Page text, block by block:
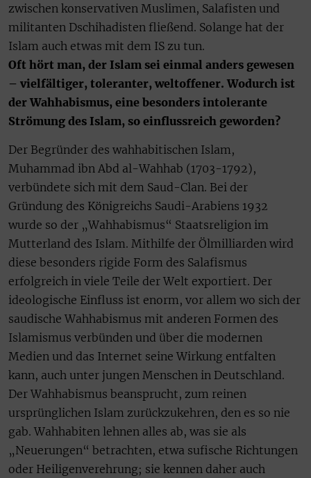
zwischen konservativen Muslimen, Salafisten und
militanten Dschihadisten fließend. Solange hat der
Islam auch etwas mit dem IS zu tun.
Oft hört man, der Islam sei einmal anders gewesen
– vielfältiger, toleranter, weltoffener. Wodurch ist
der Wahhabismus, eine besonders intolerante
Strömung des Islam, so einflussreich geworden?
Der Begründer des wahhabitischen Islam,
Muhammad ibn Abd al-Wahhab (1703-1792),
verbündete sich mit dem Saud-Clan. Bei der
Gründung des Königreichs Saudi-Arabiens 1932
wurde so der „Wahhabismus“ Staatsreligion im
Mutterland des Islam. Mithilfe der Ölmilliarden wird
diese besonders rigide Form des Salafismus
erfolgreich in viele Teile der Welt exportiert. Der
ideologische Einfluss ist enorm, vor allem wo sich der
saudische Wahhabismus mit anderen Formen des
Islamismus verbünden und über die modernen
Medien und das Internet seine Wirkung entfalten
kann, auch unter jungen Menschen in Deutschland.
Der Wahhabismus beansprucht, zum reinen
ursprünglichen Islam zurückzukehren, den es so nie
gab. Wahhabiten lehnen alles ab, was sie als
„Neuerungen“ betrachten, etwa sufische Richtungen
oder Heiligenverehrung; sie kennen daher auch